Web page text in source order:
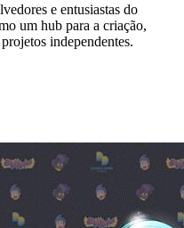
e entusiastas do
um hub para a criação,
independentes.